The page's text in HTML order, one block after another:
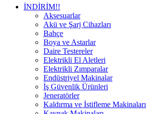
İNDİRİM!!
Aksesuarlar
Akü ve Şarj Cihazları
Bahçe
Boya ve Astarlar
Daire Testereler
Elektrikli El Aletleri
Elektrikli Zımparalar
Endüstriyel Makinalar
İş Güvenlik Ürünleri
Jeneratörler
Kaldırma ve İstifleme Makinaları